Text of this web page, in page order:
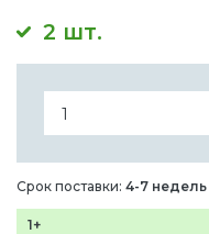
2 шт.
Срок поставки: 4-7 недель
1+